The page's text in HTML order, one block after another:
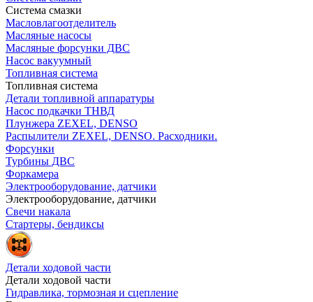
Система смазки
Масловлагоотделитель
Масляные насосы
Масляные форсунки ДВС
Насос вакуумный
Топливная система
Топливная система
Детали топливной аппаратуры
Насос подкачки ТНВД
Плунжера ZEXEL, DENSO
Распылители ZEXEL, DENSO. Расходники.
Форсунки
Турбины ДВС
Форкамера
Электрооборудование, датчики
Электрооборудование, датчики
Свечи накала
Стартеры, бендиксы
Детали ходовой части
Детали ходовой части
Гидравлика, тормозная и сцепление